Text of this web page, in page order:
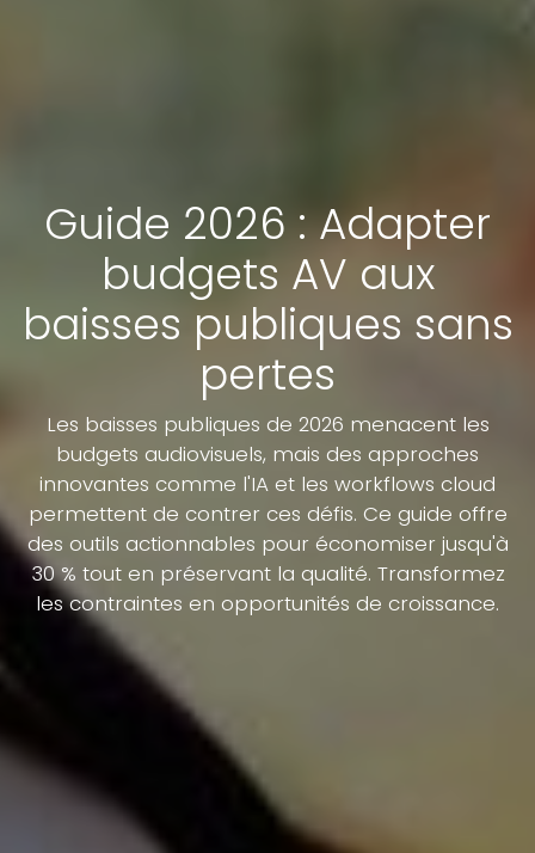
Guide 2026 : Adapter
budgets AV aux
baisses publiques sans
pertes
Les baisses publiques de 2026 menacent les
budgets audiovisuels, mais des approches
innovantes comme l'IA et les workflows cloud
permettent de contrer ces défis. Ce guide offre
des outils actionnables pour économiser jusqu'à
30 % tout en préservant la qualité. Transformez
les contraintes en opportunités de croissance.